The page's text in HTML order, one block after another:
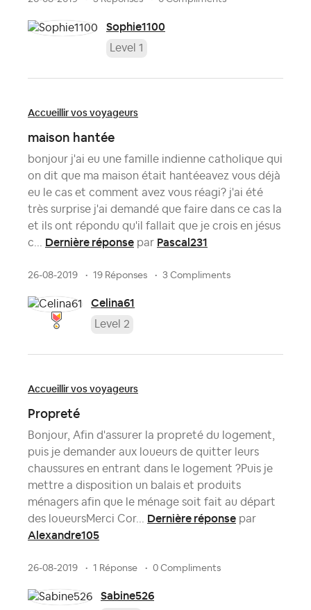
Sophie1100
Level 1
Accueillir vos voyageurs
maison hantée
bonjour j'ai eu une famille indienne catholique qui
on dit que ma maison était hantéeavez vous déjà
eu le cas et comment avez vous réagi? j'ai été
très surprise j'ai demandé que faire dans ce cas la
et ils ont répondu qu'il fallait que je crois en jésus
c... Dernière réponse par Pascal231
26-08-2019 19 Réponses 3 Compliments
Celina61
Level 2
Accueillir vos voyageurs
Propreté
Bonjour, Afin d'assurer la propreté du logement,
puis je demander aux loueurs de quitter leurs
chaussures en entrant dans le logement ?Puis je
mettre a disposition un balais et produits
ménagers afin que le ménage soit fait au départ
des loueursMerci Cor... Dernière réponse par
Alexandre105
26-08-2019 1 Réponse 0 Compliments
Sabine526